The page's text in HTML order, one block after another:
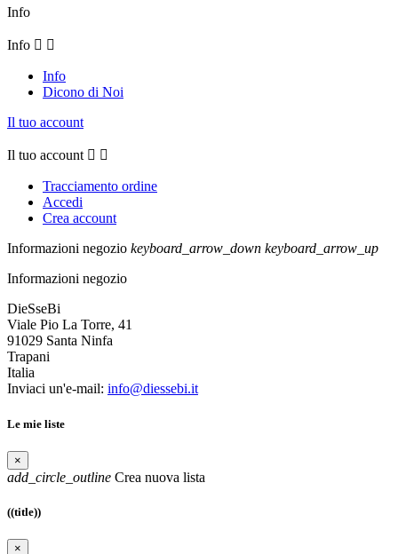
Info
Info  
Info
Dicono di Noi
Il tuo account
Il tuo account  
Tracciamento ordine
Accedi
Crea account
Informazioni negozio keyboard_arrow_down keyboard_arrow_up
Informazioni negozio
DieSseBi
Viale Pio La Torre, 41
91029 Santa Ninfa
Trapani
Italia
Inviaci un'e-mail: info@diessebi.it
Le mie liste
×
add_circle_outline Crea nuova lista
((title))
×